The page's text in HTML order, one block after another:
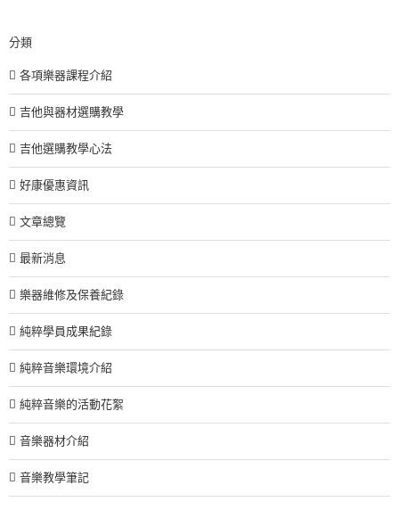
分類
各項樂器課程介紹
吉他與器材選購教學
吉他選購教學心法
好康優惠資訊
文章總覽
最新消息
樂器維修及保養紀錄
純粹學員成果紀錄
純粹音樂環境介紹
純粹音樂的活動花絮
音樂器材介紹
音樂教學筆記